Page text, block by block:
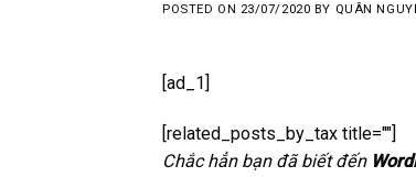
POSTED ON 23/07/2020 BY QUÂN
[ad_1]
[related_posts_by_tax title=""]
Chắc hẳn bạn đã biết đến